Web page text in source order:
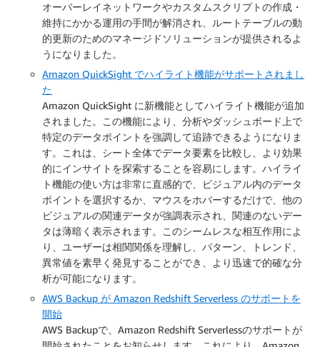
オーバーレイネットワークやカスタムスクリプトの作成・
維持にかかる運用の手間が解消され、ルートテーブルの動
的更新のためのマネージドソリューションが提供されるよ
うになりました。
Amazon QuickSight でハイライト機能がサポートされまし
た
Amazon QuickSight に新機能としてハイライト機能が追加
されました。この機能により、分析やダッシュボード上で
特定のデータポイントを強調して追跡できるようになりま
す。これは、シート全体でデータ要素を比較し、より効果
的にインサイトを探索することを容易にします。ハイライ
ト機能の使い方は非常に直感的で、ビジュアル内のデータ
ポイントを選択するか、マウスをホバーするだけで、他の
ビジュアルの関連データが強調表示され、関連のないデー
タは薄暗く表示されます。このシームレスな相互作用によ
り、ユーザーは相関関係を理解し、パターン、トレンド、
異常値を素早く発見することができ、より迅速で的確な分
析が可能になります。
AWS Backup が Amazon Redshift Serverless のサポートを
開始
AWS Backupで、Amazon Redshift Serverlessのサポートが